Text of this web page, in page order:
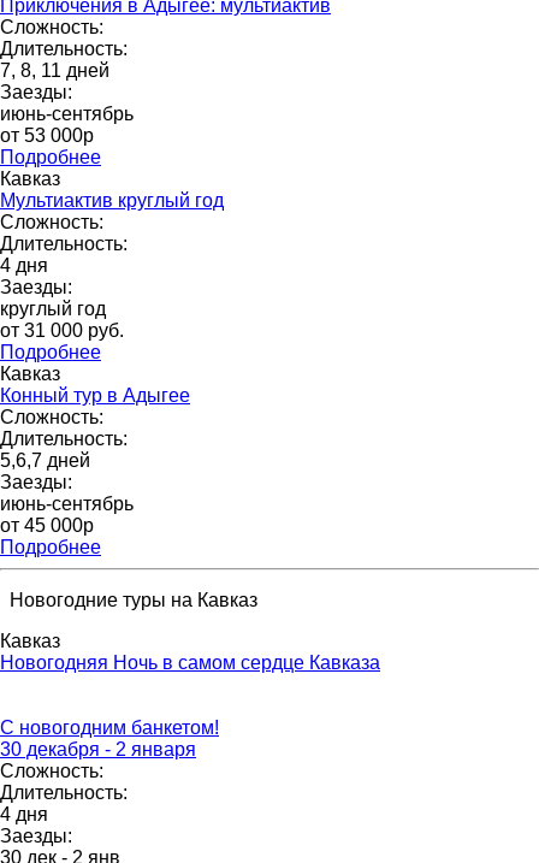
Приключения в Адыгее: мультиактив
Сложность:
Длительность:
7, 8, 11 дней
Заезды:
июнь-сентябрь
от 53 000p
Подробнее
Кавказ
Мультиактив круглый год
Сложность:
Длительность:
4 дня
Заезды:
круглый год
от 31 000 pуб.
Подробнее
Кавказ
Конный тур в Адыгее
Сложность:
Длительность:
5,6,7 дней
Заезды:
июнь-сентябрь
от 45 000p
Подробнее
Новогодние туры на Кавказ
Кавказ
Новогодняя Ночь в самом сердце Кавказа
С новогодним банкетом!
30 декабря - 2 января
Сложность:
Длительность:
4 дня
Заезды:
30 дек - 2 янв